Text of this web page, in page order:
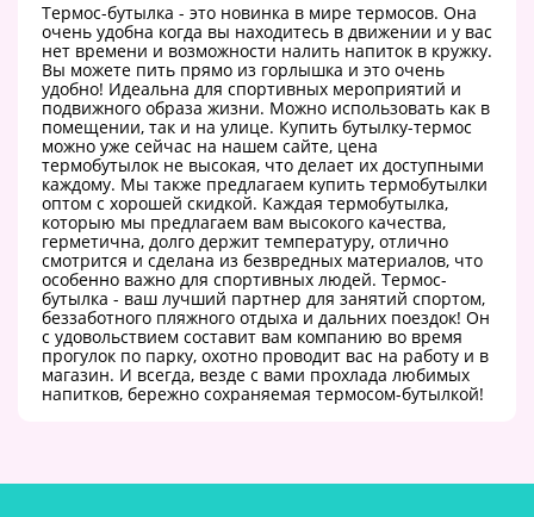
Термос-бутылка - это новинка в мире термосов. Она
очень удобна когда вы находитесь в движении и у вас
нет времени и возможности налить напиток в кружку.
Вы можете пить прямо из горлышка и это очень
удобно! Идеальна для спортивных мероприятий и
подвижного образа жизни. Можно использовать как в
помещении, так и на улице. Купить бутылку-термос
можно уже сейчас на нашем сайте, цена
термобутылок не высокая, что делает их доступными
каждому. Мы также предлагаем купить термобутылки
оптом с хорошей скидкой. Каждая термобутылка,
которыю мы предлагаем вам высокого качества,
герметична, долго держит температуру, отлично
смотрится и сделана из безвредных материалов, что
особенно важно для спортивных людей. Термос-
бутылка - ваш лучший партнер для занятий спортом,
беззаботного пляжного отдыха и дальних поездок! Он
с удовольствием составит вам компанию во время
прогулок по парку, охотно проводит вас на работу и в
магазин. И всегда, везде с вами прохлада любимых
напитков, бережно сохраняемая термосом-бутылкой!